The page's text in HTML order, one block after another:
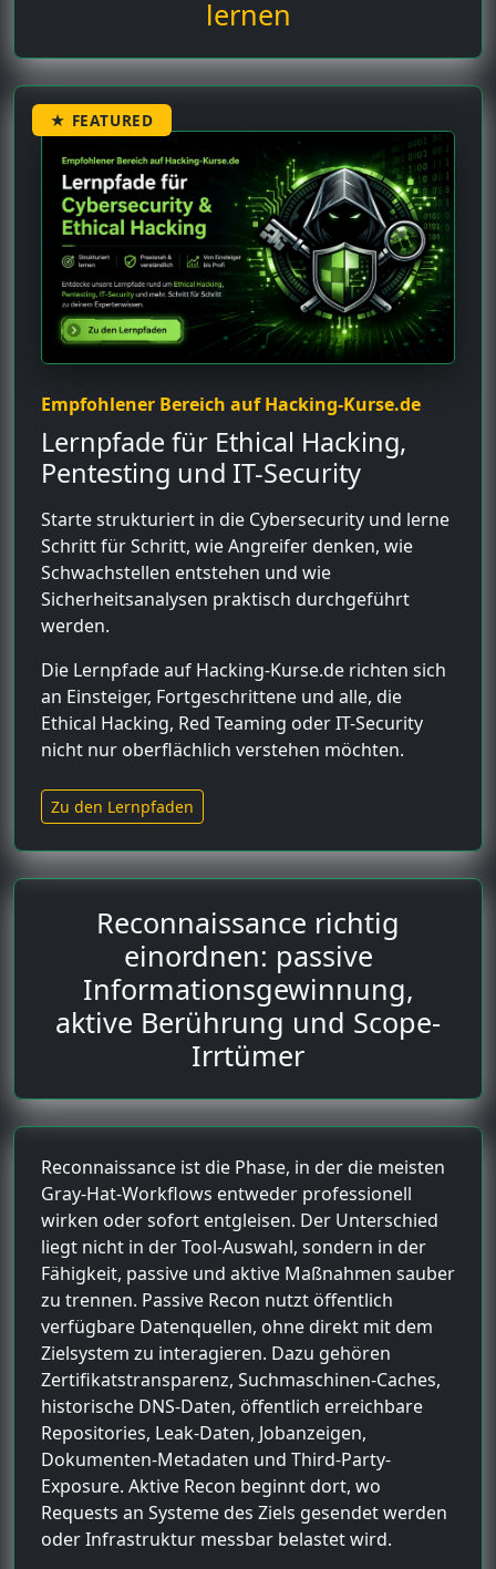
lernen
★ FEATURED
Empfohlener Bereich auf Hacking-Kurse.de
Lernpfade für Ethical Hacking,
Pentesting und IT-Security
Starte strukturiert in die Cybersecurity und lerne
Schritt für Schritt, wie Angreifer denken, wie
Schwachstellen entstehen und wie
Sicherheitsanalysen praktisch durchgeführt
werden.
Die Lernpfade auf Hacking-Kurse.de richten sich
an Einsteiger, Fortgeschrittene und alle, die
Ethical Hacking, Red Teaming oder IT-Security
nicht nur oberflächlich verstehen möchten.
Zu den Lernpfaden
Reconnaissance richtig
einordnen: passive
Informationsgewinnung,
aktive Berührung und Scope-
Irrtümer
Reconnaissance ist die Phase, in der die meisten
Gray-Hat-Workflows entweder professionell
wirken oder sofort entgleisen. Der Unterschied
liegt nicht in der Tool-Auswahl, sondern in der
Fähigkeit, passive und aktive Maßnahmen sauber
zu trennen. Passive Recon nutzt öffentlich
verfügbare Datenquellen, ohne direkt mit dem
Zielsystem zu interagieren. Dazu gehören
Zertifikatstransparenz, Suchmaschinen-Caches,
historische DNS-Daten, öffentlich erreichbare
Repositories, Leak-Daten, Jobanzeigen,
Dokumenten-Metadaten und Third-Party-
Exposure. Aktive Recon beginnt dort, wo
Requests an Systeme des Ziels gesendet werden
oder Infrastruktur messbar belastet wird.